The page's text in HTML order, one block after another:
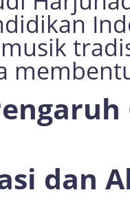
dan